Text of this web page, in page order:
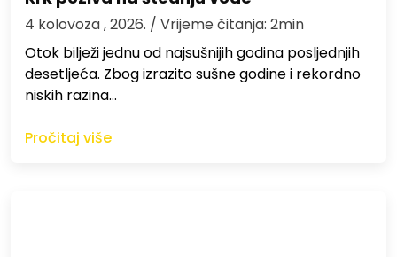
4 kolovoza , 2026. / Vrijeme čitanja: 2min
Otok bilježi jednu od najsušnijih godina posljednjih
desetljeća. Zbog izrazito sušne godine i rekordno
niskih razina…
Pročitaj više